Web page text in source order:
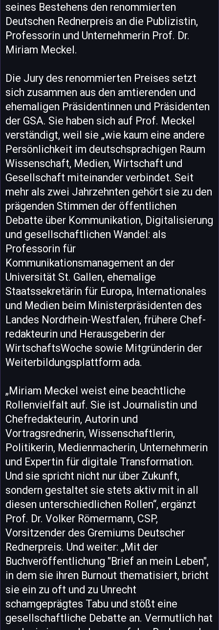
seines Bestehens den renommierten
Deutschen Rednerpreis an die Publizistin,
Professorin und Unternehmerin Prof. Dr.
Miriam Meckel.
Die Jury des renommierten Preises setzt
sich zusammen aus den amtierenden und
ehemaligen Präsidentinnen und Präsidenten
der GSA. Sie haben sich auf Prof. Meckel
verständigt, weil sie „wie kaum eine andere
Persönlichkeit im deutschsprachigen Raum
Wissenschaft, Medien, Wirtschaft und
Gesellschaft miteinander verbindet. Seit
mehr als zwei Jahrzehnten gehört sie zu den
prägenden Stimmen der öffentlichen
Debatte über Kommunikation, Digitalisierung
und gesellschaftlichen Wandel: als
Professorin für
Kommunikationsmanagement an der
Universität St. Gallen, ehemalige
Staatssekretärin für Europa, Internationales
und Medien beim Ministerpräsidenten des
Landes Nordrhein-Westfalen, frühere Chef-
redakteurin und Herausgeberin der
WirtschaftsWoche sowie Mitgründerin der
Weiterbildungsplattform ada.
„Miriam Meckel weist eine beachtliche
Rollenvielfalt auf. Sie ist Journalistin und
Chefredakteurin, Autorin und
Vortragsrednerin, Wissenschaftlerin,
Politikerin, Medienmacherin, Unternehmerin
und Expertin für digitale Transformation.
Und sie spricht nicht nur über Zukunft,
sondern gestaltet sie stets aktiv mit in all
diesen unterschiedlichen Rollen“, ergänzt
Prof. Dr. Volker Römermann, CSP,
Vorsitzender des Gremiums Deutscher
Rednerpreis. Und weiter: „Mit der
Buchveröffentlichung "Brief an mein Leben",
in dem sie ihren Burnout thematisiert, bricht
sie ein zu oft und zu Unrecht
schamgeprägtes Tabu und stößt eine
gesellschaftliche Debatte an. Vermutlich hat